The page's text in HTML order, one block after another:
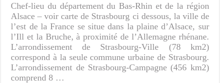
Chef-lieu du département du Bas-Rhin et de la région
Alsace – voir carte de Strasbourg ci dessous, la ville de
l’est de la France se situe dans la plaine d’Alsace, sur
l’Ill et la Bruche, à proximité de l’Allemagne rhénane.
L’arrondissement de Strasbourg-Ville (78 km2)
correspond à la seule commune urbaine de Strasbourg.
L’arrondissement de Strasbourg-Campagne (456 km2)
comprend 8 …